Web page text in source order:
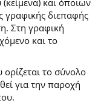
και όποιων
γραφικής διεπαφής
Στη γραφική
και το
το σύνολο
για την παροχή